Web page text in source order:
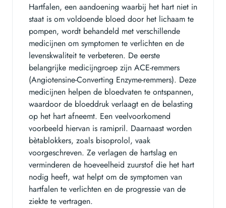
Hartfalen, een aandoening waarbij het hart niet in
staat is om voldoende bloed door het lichaam te
pompen, wordt behandeld met verschillende
medicijnen om symptomen te verlichten en de
levenskwaliteit te verbeteren. De eerste
belangrijke medicijngroep zijn ACE-remmers
(Angiotensine-Converting Enzyme-remmers). Deze
medicijnen helpen de bloedvaten te ontspannen,
waardoor de bloeddruk verlaagt en de belasting
op het hart afneemt. Een veelvoorkomend
voorbeeld hiervan is ramipril. Daarnaast worden
bètablokkers, zoals bisoprolol, vaak
voorgeschreven. Ze verlagen de hartslag en
verminderen de hoeveelheid zuurstof die het hart
nodig heeft, wat helpt om de symptomen van
hartfalen te verlichten en de progressie van de
ziekte te vertragen.